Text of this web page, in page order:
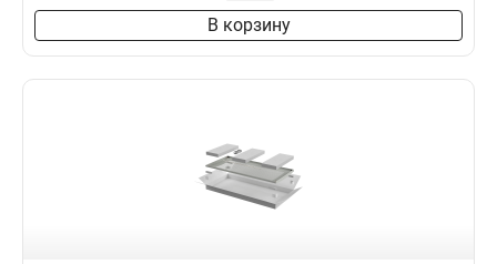
В корзину